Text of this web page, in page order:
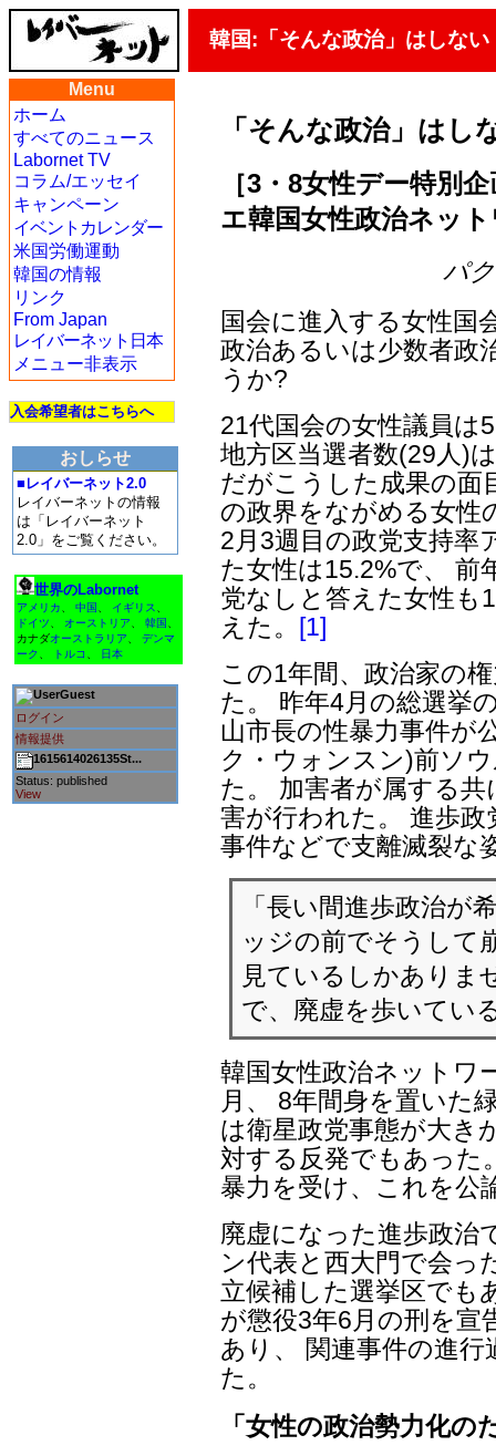
韓国:「そんな政治」はしない
Menu
ホーム
すべてのニュース
Labornet TV
コラム/エッセイ
キャンペーン
イベントカレンダー
米国労働運動
韓国の情報
リンク
From Japan
レイバーネット日本
メニュー非表示
入会希望者はこちらへ
おしらせ
■レイバーネット2.0
レイバーネットの情報
は「レイバーネット
2.0」をご覧ください。
世界のLabornet
アメリカ 中国 イギリス
ドイツ
オーストリア 韓国
カナダオーストラリア
デンマ
ーク
トルコ 日本
Guest
ログイン
情報提供
1615614026135St...
Status: published
View
「そんな政治」はし
［3・8女性デー特別
エ韓国女性政治ネッ
パ
国会に進入する女性国
政治あるいは少数者政
うか?
21代国会の女性議員は
地方区当選者数(29人)
だがこうした成果の面
の政界をながめる女性
2月3週目の政党支持率
た女性は15.2%で、 前
党なしと答えた女性も
えた。 [1]
この1年間、政治家の
た。 昨年4月の総選挙
山市長の性暴力事件が
ク・ウォンスン)前ソ
た。 加害者が属する
害が行われた。 進歩
事件などで支離滅裂な
「長い間進歩政治が
ッジの前でそうして
見ているしかありま
で、廃虚を歩いてい
韓国女性政治ネットワ
月、 8年間身を置いた
は衛星政党事態が大き
対する反発でもあった
暴力を受け、これを公
廃虚になった進歩政治
ン代表と西大門で会っ
立候補した選挙区でも
が懲役3年6月の刑を宣
あり、 関連事件の進
た。
「女性の政治勢力化